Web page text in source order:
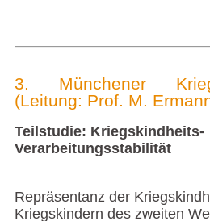
3. Münchener
(Leitung: Prof. M.
Teilstudie: Kriegskindheits-
Verarbeitungsstabilität
Repräsentanz der
Kriegskindern des zweiten